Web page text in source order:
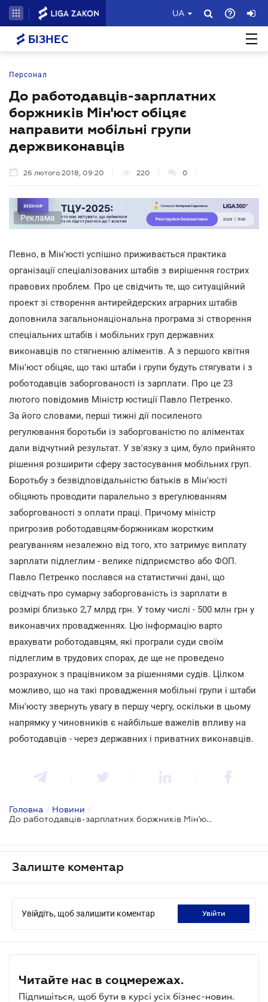
UA
БІЗНЕС
Персонал
До работодавців-зарплатних
боржників Мін'юст обіцяє
направити мобільні групи
держвиконавців
26 лютого 2018, 09:20 220 0
Реклама
Певно, в Мін'юсті успішно приживається практика
організації спеціалізованих штабів з вирішення гострих
правових проблем. Про це свідчить те, що ситуаційний
проект зі створення антирейдерских аграрних штабів
доповнила загальнонаціональна програма зі створення
спеціальних штабів і мобільних груп державних
виконавців по стягненню аліментів. А з першого квітня
Мін'юст обіцяє, що такі штаби і групи будуть стягувати і з
роботодавців заборгованості із зарплати. Про це 23
лютого повідомив Міністр юстиції Павло Петренко.
За його словами, перші тижні дії посиленого
регулювання боротьби із заборгованістю по аліментах
дали відчутний результат. У зв'язку з цим, було прийнято
рішення розширити сферу застосування мобільних груп.
Боротьбу з безвідповідальністю батьків в Мін'юсті
обіцяють проводити паралельно з врегулюванням
заборгованості з оплати праці. Причому міністр
пригрозив роботодавцям-боржникам жорстким
реагуванням незалежно від того, хто затримує виплату
зарплати підлеглим - велике підприємство або ФОП.
Павло Петренко послався на статистичні дані, що
свідчать про сумарну заборгованість із зарплати в
розмірі близько 2,7 млрд грн. У тому числі - 500 млн грн у
виконавчих провадженнях. Цю інформацію варто
врахувати роботодавцям, які програли суди своїм
підлеглим в трудових спорах, де ще не проведено
розрахунок з працівником за рішеннями судів. Цілком
можливо, що на такі провадження мобільні групи і штаби
Мін'юсту звернуть увагу в першу чергу, оскільки в цьому
напрямку у чиновників є найбільше важелів впливу на
роботодавців - через державних і приватних виконавців.
Головна / Новини /
До работодавців-зарплатних боржників Мін'юст обіцяє направити мобільні групи держвиконавців
Залиште коментар
Увійдіть, щоб залишити коментар увійти
Читайте нас в соцмережах.
Підпишіться, щоб бути в курсі усіх бізнес-новин.